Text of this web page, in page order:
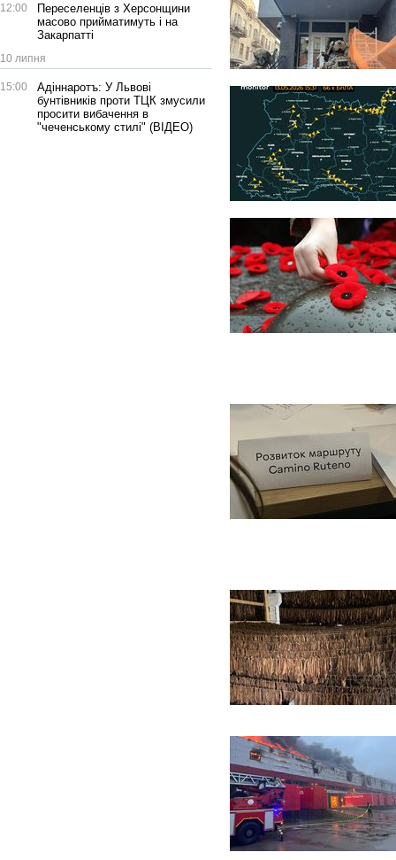
12:00
Переселенців з Херсонщини
масово прийматимуть і на
Закарпатті
10 липня
15:00
Адіннаротъ: У Львові
бунтівників проти ТЦК змусили
просити вибачення в
"чеченському стилі" (ВІДЕО)